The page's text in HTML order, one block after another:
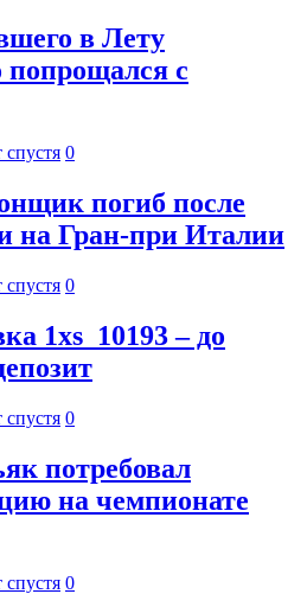
в Лету
попрощался с
спустя 0
погиб после
на Гран-при Италии
спустя 0
1xs_10193 – до
спустя 0
потребовал
на чемпионате
спустя 0